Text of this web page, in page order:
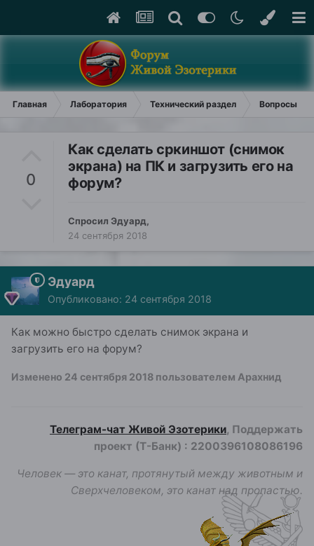
Главная Лаборатория Технический раздел Вопросы и
0
Как сделать сркиншот (снимок
экрана) на ПК и загрузить его на
форум?
Спросил Эдуард,
24 сентября 2018
Эдуард
Опубликовано: 24 сентября 2018
Как можно быстро сделать снимок экрана и
загрузить его на форум?
Изменено 24 сентября 2018 пользователем Арахнид
Телеграм-чат Живой Эзотерики, Поддержать
проект (Т-Банк) : 2200396108086196
Человек — это канат, протянутый между животным и
Сверхчеловеком, это канат над пропастью.